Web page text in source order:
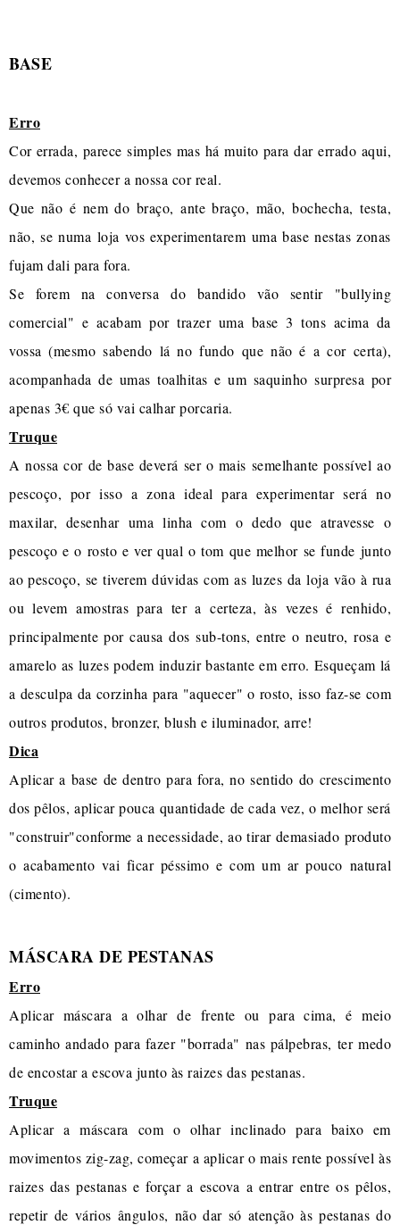
BASE
Erro
Cor errada, parece simples mas há muito para dar errado aqui,
devemos conhecer a nossa cor real.
Que não é nem do braço, ante braço, mão, bochecha, testa,
não, se numa loja vos experimentarem uma base nestas zonas
fujam dali para fora.
Se forem na conversa do bandido vão sentir "bullying
comercial" e acabam por trazer uma base 3 tons acima da
vossa (mesmo sabendo lá no fundo que não é a cor certa),
acompanhada de umas toalhitas e um saquinho surpresa por
apenas 3€ que só vai calhar porcaria.
Truque
A nossa cor de base deverá ser o mais semelhante possível ao
pescoço, por isso a zona ideal para experimentar será no
maxilar, desenhar uma linha com o dedo que atravesse o
pescoço e o rosto e ver qual o tom que melhor se funde junto
ao pescoço, se tiverem dúvidas com as luzes da loja vão à rua
ou levem amostras para ter a certeza, às vezes é renhido,
principalmente por causa dos sub-tons, entre o neutro, rosa e
amarelo as luzes podem induzir bastante em erro. Esqueçam lá
a desculpa da corzinha para "aquecer" o rosto, isso faz-se com
outros produtos, bronzer, blush e iluminador, arre!
Dica
Aplicar a base de dentro para fora, no sentido do crescimento
dos pêlos, aplicar pouca quantidade de cada vez, o melhor será
"construir"conforme a necessidade, ao tirar demasiado produto
o acabamento vai ficar péssimo e com um ar pouco natural
(cimento).
MÁSCARA DE PESTANAS
Erro
Aplicar máscara a olhar de frente ou para cima, é meio
caminho andado para fazer "borrada" nas pálpebras, ter medo
de encostar a escova junto às raizes das pestanas.
Truque
Aplicar a máscara com o olhar inclinado para baixo em
movimentos zig-zag, começar a aplicar o mais rente possível às
raizes das pestanas e forçar a escova a entrar entre os pêlos,
repetir de vários ângulos, não dar só atenção às pestanas do